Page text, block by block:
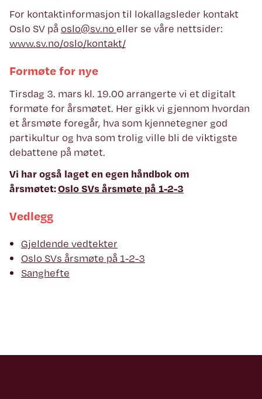
For kontaktinformasjon til lokallagsleder kontakt
Oslo SV på oslo@sv.no eller se våre nettsider:
www.sv.no/oslo/kontakt/
Formøte for nye
Tirsdag 3. mars kl. 19.00 arrangerte vi et digitalt
formøte for årsmøtet. Her gikk vi gjennom hvordan
et årsmøte foregår, hva som kjennetegner god
partikultur og hva som trolig ville bli de viktigste
debattene på møtet.
Vi har også laget en egen håndbok om
årsmøtet:Oslo SVs årsmøte på 1-2-3
Vedlegg
Gjeldende vedtekter
Oslo SVs årsmøte på 1-2-3
Sanghefte